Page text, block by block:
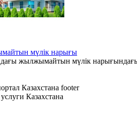
мүлік нарығы
жылжымайтын мүлік
Казахстана